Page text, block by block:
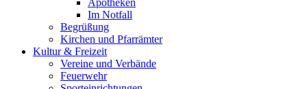
Apotheken
Im Notfall
Begrüßung
Kirchen und Pfarrämter
Kultur & Freizeit
Vereine und Verbände
Feuerwehr